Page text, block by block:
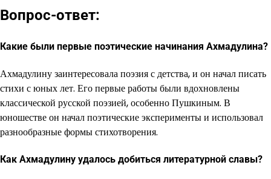
Вопрос-ответ:
Какие были первые поэтические начинания Ахмадулина?
Ахмадулину заинтересовала поэзия с детства, и он начал писать
стихи с юных лет. Его первые работы были вдохновлены
классической русской поэзией, особенно Пушкиным. В
юношестве он начал поэтические эксперименты и использовал
разнообразные формы стихотворения.
Как Ахмадулину удалось добиться литературной славы?